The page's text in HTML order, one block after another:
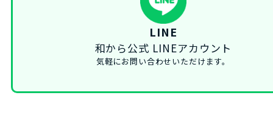
LINE
和から公式 LINEアカウント
気軽にお問い合わせいただけます。